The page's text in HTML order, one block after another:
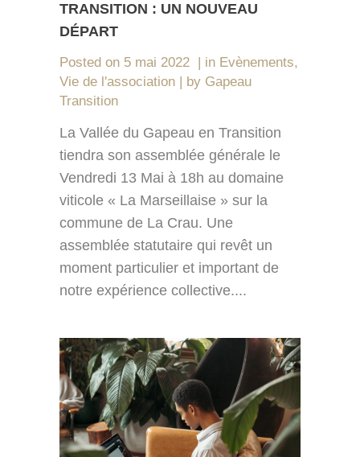
TRANSITION : UN NOUVEAU
DÉPART
Posted on 5 mai 2022 in Evènements,
Vie de l'association
by Gapeau
Transition
La Vallée du Gapeau en Transition
tiendra son assemblée générale le
Vendredi 13 Mai à 18h au domaine
viticole « La Marseillaise » sur la
commune de La Crau. Une
assemblée statutaire qui revêt un
moment particulier et important de
notre expérience collective....